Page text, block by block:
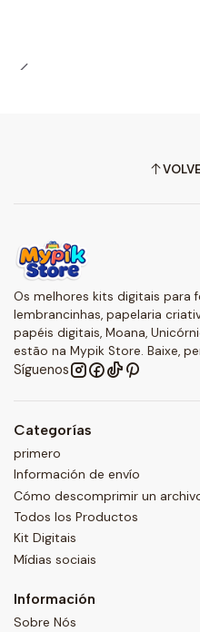
Os melhores kits digitais para
lembrancinhas, papelaria
papéis digitais, Moana,
estão na Mypik Store. Baixe,
Síguenos
Categorías
primero
Información de envío
Cómo descomprimir un
Todos los Productos
Kit Digitais
Mídias sociais
Información
Sobre Nós